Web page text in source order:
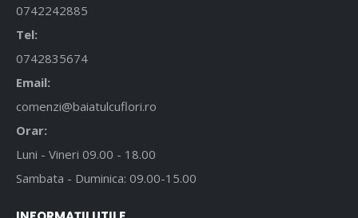
0742242885
Tel:
0742835674
Email:
comenzi@baiatulcuflori.ro
Orar:
Luni - Vineri 09.00 - 18.00
Sambata - Duminica: 09.00-15.00